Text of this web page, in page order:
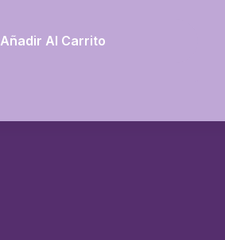
Añadir Al Carrito